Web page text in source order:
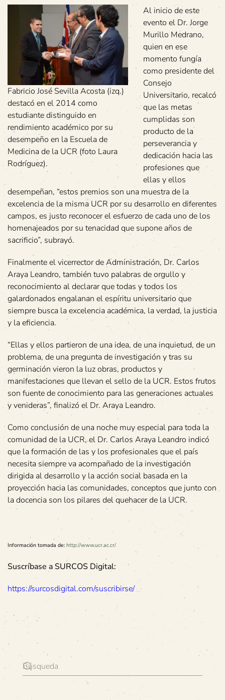
Fabricio José Sevilla Acosta (izq.)
destacó en el 2014 como
estudiante distinguido en
rendimiento académico por su
desempeño en la Escuela de
Medicina de la UCR (foto Laura
Rodríguez).
Al inicio de este
evento el Dr. Jorge
Murillo Medrano,
quien en ese
momento fungía
como presidente del
Consejo
Universitario, recalcó
que las metas
cumplidas son
producto de la
perseverancia y
dedicación hacia las
profesiones que
ellas y ellos
desempeñan, “estos premios son una muestra de la
excelencia de la misma UCR por su desarrollo en diferentes
campos, es justo reconocer el esfuerzo de cada uno de los
homenajeados por su tenacidad que supone años de
sacrificio”, subrayó.
Finalmente el vicerrector de Administración, Dr. Carlos
Araya Leandro, también tuvo palabras de orgullo y
reconocimiento al declarar que todas y todos los
galardonados engalanan el espíritu universitario que
siempre busca la excelencia académica, la verdad, la justicia
y la eficiencia.
“Ellas y ellos partieron de una idea, de una inquietud, de un
problema, de una pregunta de investigación y tras su
germinación vieron la luz obras, productos y
manifestaciones que llevan el sello de la UCR. Estos frutos
son fuente de conocimiento para las generaciones actuales
y venideras”, finalizó el Dr. Araya Leandro.
Como conclusión de una noche muy especial para toda la
comunidad de la UCR, el Dr. Carlos Araya Leandro indicó
que la formación de las y los profesionales que el país
necesita siempre va acompañado de la investigación
dirigida al desarrollo y la acción social basada en la
proyección hacia las comunidades, conceptos que junto con
la docencia son los pilares del quehacer de la UCR.
Información tomada de: http://www.ucr.ac.cr/
Suscríbase a SURCOS Digital:
https://surcosdigital.com/suscribirse/